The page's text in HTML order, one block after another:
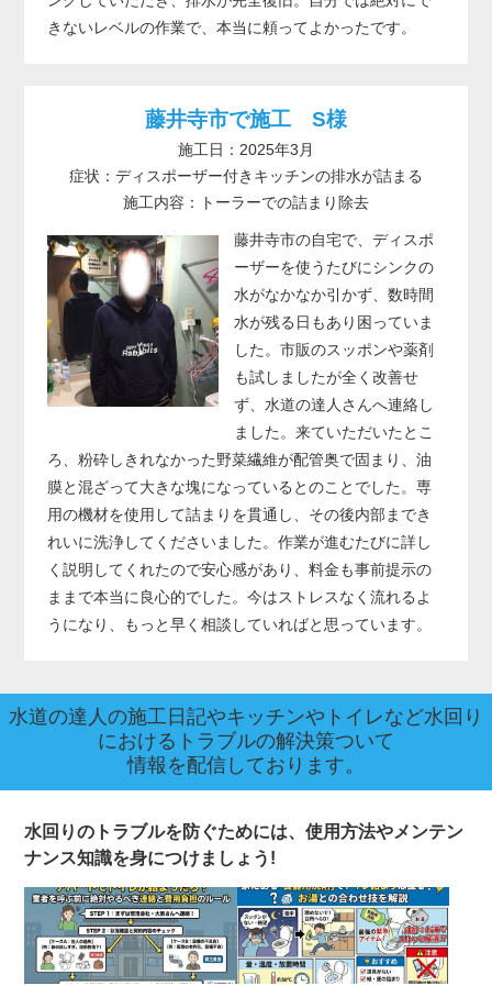
きないレベルの作業で、本当に頼ってよかったです。
藤井寺市で施工 S様
施工日：2025年3月
症状：ディスポーザー付きキッチンの排水が詰まる
施工内容：トーラーでの詰まり除去
藤井寺市の自宅で、ディスポ
ーザーを使うたびにシンクの
水がなかなか引かず、数時間
水が残る日もあり困っていま
した。市販のスッポンや薬剤
も試しましたが全く改善せ
ず、水道の達人さんへ連絡し
ました。来ていただいたとこ
ろ、粉砕しきれなかった野菜繊維が配管奥で固まり、油
膜と混ざって大きな塊になっているとのことでした。専
用の機材を使用して詰まりを貫通し、その後内部までき
れいに洗浄してくださいました。作業が進むたびに詳し
く説明してくれたので安心感があり、料金も事前提示の
ままで本当に良心的でした。今はストレスなく流れるよ
うになり、もっと早く相談していればと思っています。
水道の達人の施工日記やキッチンやトイレなど水回り
におけるトラブルの解決策ついて
情報を配信しております。
水回りのトラブルを防ぐためには、使用方法やメンテン
ナンス知識を身につけましょう!